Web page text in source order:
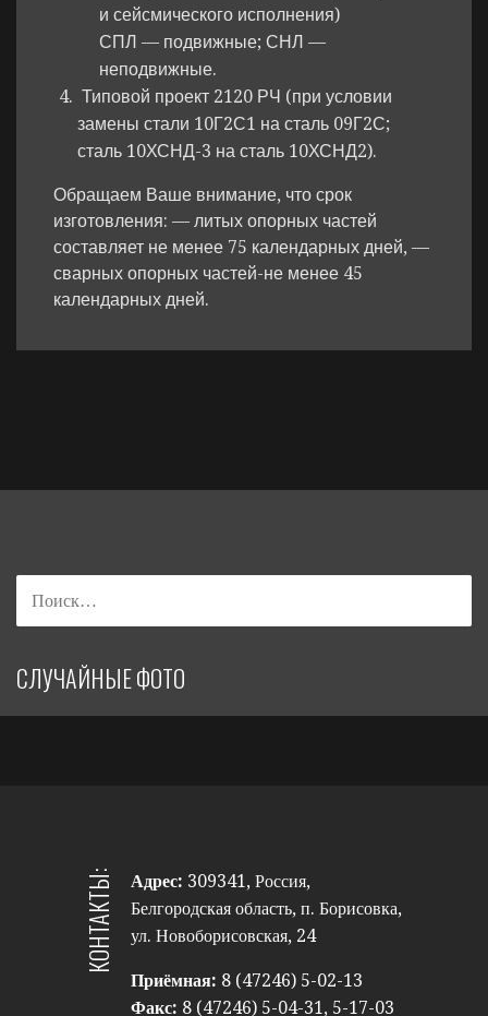
и сейсмического исполнения)
СПЛ — подвижные; СНЛ —
неподвижные.
Типовой проект 2120 РЧ (при условии
замены стали 10Г2С1 на сталь 09Г2С;
сталь 10ХСНД-3 на сталь 10ХСНД2).
Обращаем Ваше внимание, что срок
изготовления: — литых опорных частей
составляет не менее 75 календарных дней, —
сварных опорных частей-не менее 45
календарных дней.
СЛУЧАЙНЫЕ ФОТО
КОНТАКТЫ: Адрес: 309341, Россия,
Белгородская область, п. Борисовка,
ул. Новоборисовская, 24
Приёмная: 8 (47246) 5-02-13
Факс: 8 (47246) 5-04-31, 5-17-03